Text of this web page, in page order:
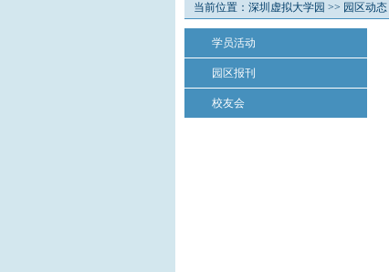
当前位置： 深圳虚拟大学园 >> 园区动态
学员活动
园区报刊
校友会